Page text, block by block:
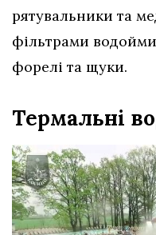
рятувальники та
фільтрами
форелі та щуки.
Термальні